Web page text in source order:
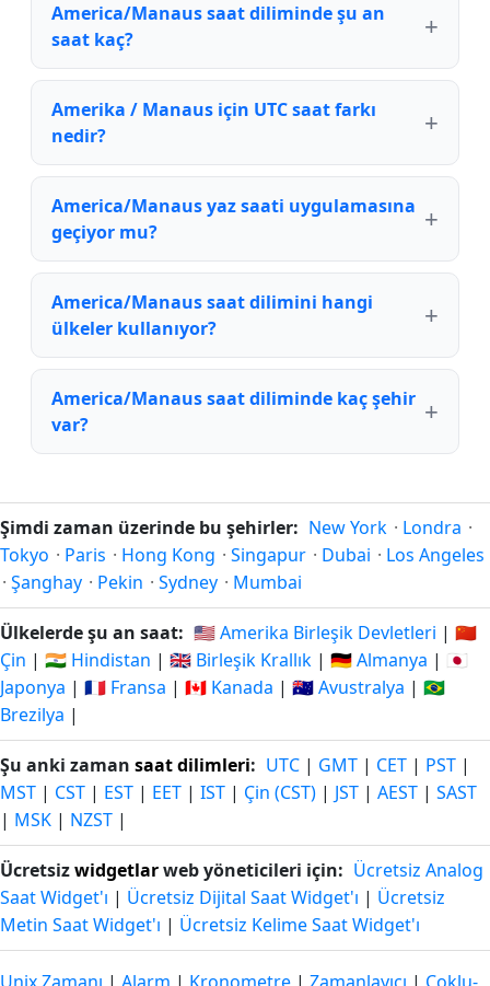
America/Manaus saat diliminde şu an
saat kaç?
Amerika / Manaus için UTC saat farkı
nedir?
America/Manaus yaz saati uygulamasına
geçiyor mu?
America/Manaus saat dilimini hangi
ülkeler kullanıyor?
America/Manaus saat diliminde kaç şehir
var?
Şimdi zaman üzerinde bu şehirler: New York · Londra ·
Tokyo · Paris · Hong Kong · Singapur · Dubai · Los Angeles
· Şanghay · Pekin · Sydney · Mumbai
Ülkelerde şu an saat: 🇺🇸 Amerika Birleşik Devletleri | 🇨🇳
Çin | 🇮🇳 Hindistan | 🇬🇧 Birleşik Krallık | 🇩🇪 Almanya | 🇯🇵
Japonya | 🇫🇷 Fransa | 🇨🇦 Kanada | 🇦🇺 Avustralya | 🇧🇷
Brezilya |
Şu anki zaman saat dilimleri: UTC | GMT | CET | PST |
MST | CST | EST | EET | IST | Çin (CST) | JST | AEST | SAST
| MSK | NZST |
Ücretsizwidgetlarweb yöneticileri için: Ücretsiz Analog
Saat Widget'ı | Ücretsiz Dijital Saat Widget'ı | Ücretsiz
Metin Saat Widget'ı | Ücretsiz Kelime Saat Widget'ı